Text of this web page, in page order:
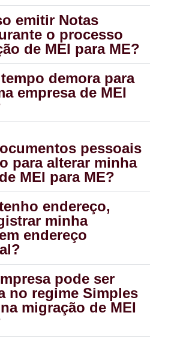
emitir Notas
o processo
de MEI para ME?
demora para
empresa de MEI
pessoais
para alterar minha
MEI para ME?
endereço,
minha
endereço
pode ser
no regime Simples
migração de MEI